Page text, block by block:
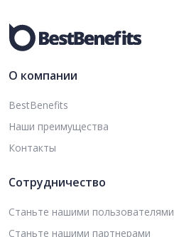
О компании
BestBenefits
Наши преимущества
Контакты
Сотрудничество
Станьте нашими пользователями
Станьте нашими партнерами